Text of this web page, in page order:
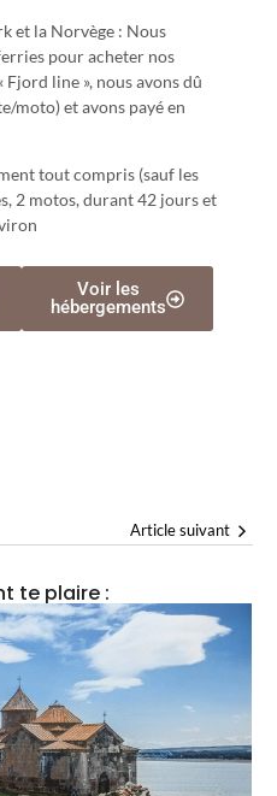
et la Norvège : Nous
pour acheter nos
line », nous avons dû
moto) et avons payé en
tout compris (sauf les
2 motos, durant 42 jours et
Voir les
hébergements
Article suivant
te plaire :